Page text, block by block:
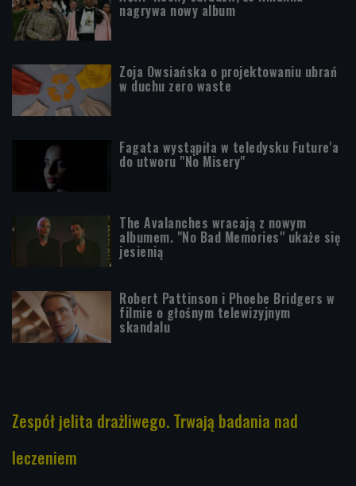
nagrywa nowy album
Zoja Owsiańska o projektowaniu ubrań
w duchu zero waste
Fagata wystąpiła w teledysku Future'a
do utworu "No Misery"
The Avalanches wracają z nowym
albumem. "No Bad Memories" ukaże się
jesienią
Robert Pattinson i Phoebe Bridgers w
filmie o głośnym telewizyjnym
skandalu
Zespół jelita drażliwego. Trwają badania nad
leczeniem